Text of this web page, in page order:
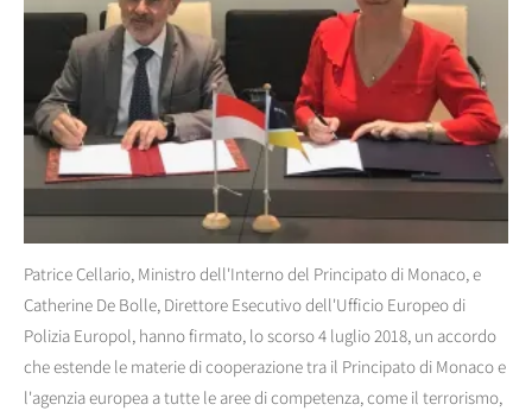
Patrice Cellario, Ministro dell'Interno del Principato di Monaco, e
Catherine De Bolle, Direttore Esecutivo dell'Ufficio Europeo di
Polizia Europol, hanno firmato, lo scorso 4 luglio 2018, un accordo
che estende le materie di cooperazione tra il Principato di Monaco e
l'agenzia europea a tutte le aree di competenza, come il terrorismo,